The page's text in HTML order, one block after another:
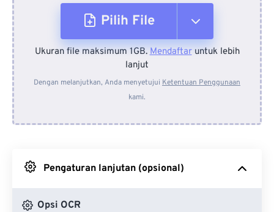
Pilih File
Dari Perangkat
Dari Dropbox
Ukuran file maksimum 1GB.Mendaftaruntuk lebih
lanjut
Dengan melanjutkan, Anda menyetujui Ketentuan Penggunaan
kami.
Pengaturan lanjutan (opsional)
Opsi OCR